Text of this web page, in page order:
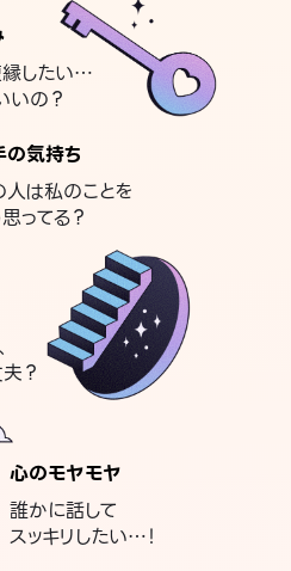
したい…
いの？
の気持ち
人は私のことを
ってる？
？
心のモヤモヤ
誰かに話して
スッキリしたい…！